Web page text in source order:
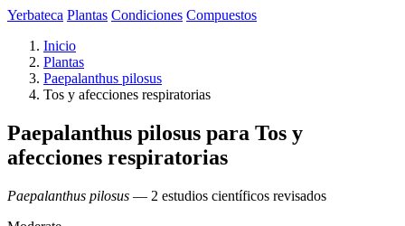
Yerbateca Plantas Condiciones Compuestos
Inicio
Plantas
Paepalanthus pilosus
Tos y afecciones respiratorias
Paepalanthus pilosus para Tos y
afecciones respiratorias
Paepalanthus pilosus — 2 estudios científicos revisados